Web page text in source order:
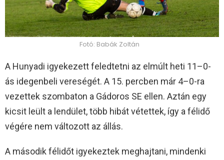
Fotó: Babák Zoltán
A Hunyadi igyekezett feledtetni az elmúlt heti 11–0-
ás idegenbeli vereségét. A 15. percben már 4–0-ra
vezettek szombaton a Gádoros SE ellen. Aztán egy
kicsit leült a lendület, több hibát vétettek, így a félidő
végére nem változott az állás.
A második félidőt igyekeztek meghajtani, mindenki